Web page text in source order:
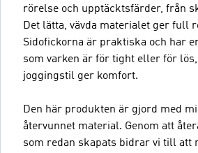
rörelse och upptäcktsfärder, från
Det lätta, vävda materialet ger full
Sidofickorna är praktiska och har
som varken är för tight eller för
joggingstil ger komfort.
Den här produkten är gjord med
återvunnet material. Genom att
som redan skapats bidrar vi till att